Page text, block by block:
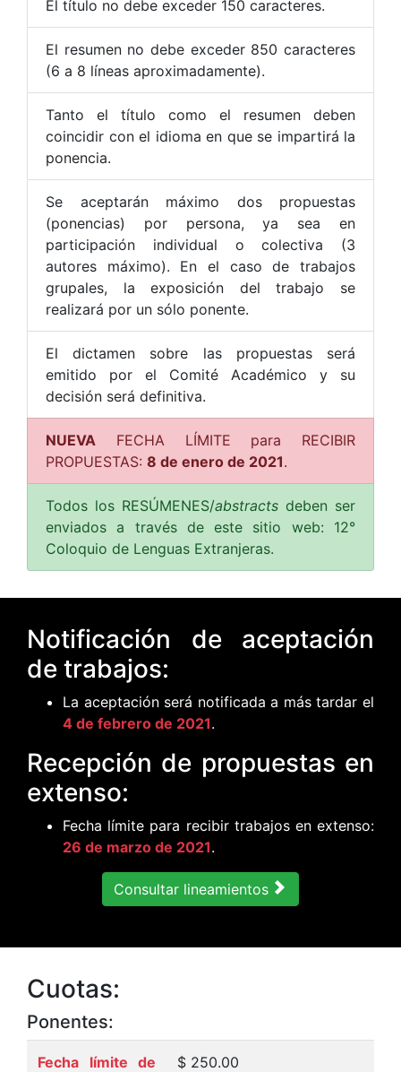
El título no debe exceder 150 caracteres.
El resumen no debe exceder 850 caracteres
(6 a 8 líneas aproximadamente).
Tanto el título como el resumen deben
coincidir con el idioma en que se impartirá la
ponencia.
Se aceptarán máximo dos propuestas
(ponencias) por persona, ya sea en
participación individual o colectiva (3
autores máximo). En el caso de trabajos
grupales, la exposición del trabajo se
realizará por un sólo ponente.
El dictamen sobre las propuestas será
emitido por el Comité Académico y su
decisión será definitiva.
NUEVA FECHA LÍMITE para RECIBIR
PROPUESTAS: 8 de enero de 2021.
Todos los RESÚMENES/abstracts deben ser
enviados a través de este sitio web: 12°
Coloquio de Lenguas Extranjeras.
Notificación de aceptación
de trabajos:
La aceptación será notificada a más tardar el
4 de febrero de 2021.
Recepción de propuestas en
extenso:
Fecha límite para recibir trabajos en extenso:
26 de marzo de 2021.
Consultar lineamientos
Cuotas:
Ponentes:
Fecha límite de
$ 250.00